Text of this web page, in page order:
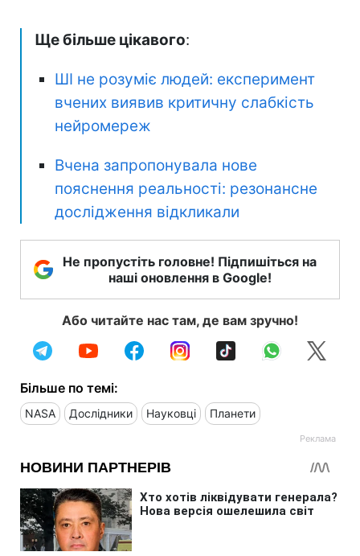
Ще більше цікавого:
ШІ не розуміє людей: експеримент
вчених виявив критичну слабкість
нейромереж
Вчена запропонувала нове
пояснення реальності: резонансне
дослідження відкликали
Не пропустіть головне! Підпишіться на
наші оновлення в Google!
Або читайте нас там, де вам зручно!
Більше по темі:
NASA Дослідники Науковці Планети